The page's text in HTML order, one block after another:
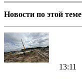
Новости по этой теме
13:11